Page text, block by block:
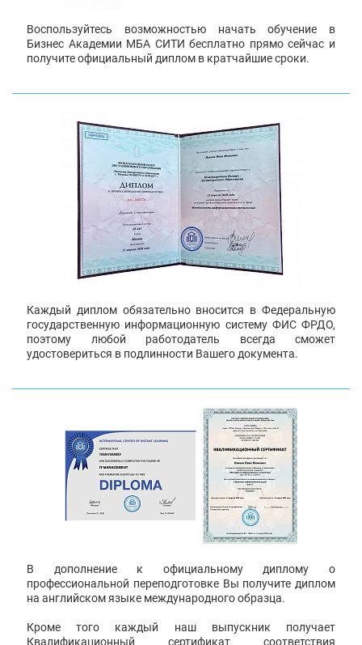
Воспользуйтесь возможностью начать обучение в
Бизнес Академии МБА СИТИ бесплатно прямо сейчас и
получите официальный диплом в кратчайшие сроки.
Каждый диплом обязательно вносится в Федеральную
государственную информационную систему ФИС ФРДО,
поэтому любой работодатель всегда сможет
удостовериться в подлинности Вашего документа.
В дополнение к официальному диплому о
профессиональной переподготовке Вы получите диплом
на английском языке международного образца.
Кроме того каждый наш выпускник получает
Квалификационный сертификат соответствия